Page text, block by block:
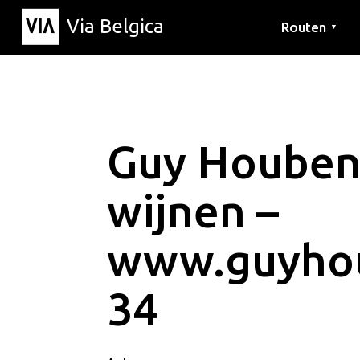
Via Belgica Routen ▼
Guy
wijnen –
34